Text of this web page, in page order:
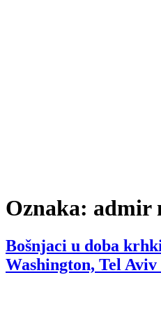
Oznaka: admir
Bošnjaci u doba
Washington, Tel